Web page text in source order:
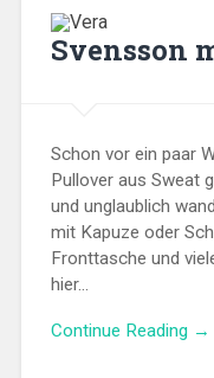
Svensson
Schon vor ein paar
Pullover aus Sweat
und unglaublich
mit Kapuze oder
Fronttasche und
hier…
Continue Reading →